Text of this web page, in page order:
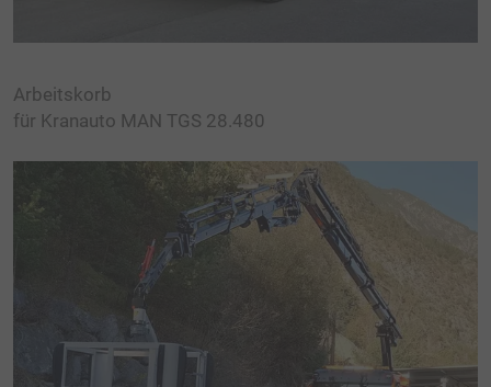
Arbeitskorb
für Kranauto MAN TGS 28.480